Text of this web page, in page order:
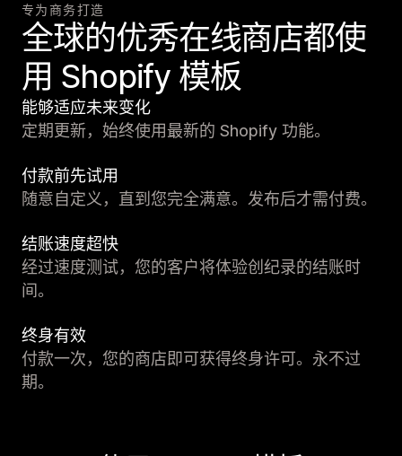
专为商务打造
全球的优秀在线商店都使
用 Shopify 模板
能够适应未来变化
定期更新，始终使用最新的 Shopify 功能。
付款前先试用
随意自定义，直到您完全满意。发布后才需付费。
结账速度超快
经过速度测试，您的客户将体验创纪录的结账时
间。
终身有效
付款一次，您的商店即可获得终身许可。永不过
期。